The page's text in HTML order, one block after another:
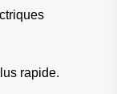
rapide.